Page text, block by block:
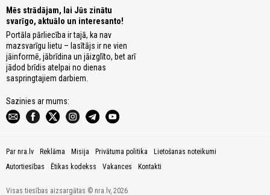
Mēs strādājam, lai Jūs zinātu
svarīgo, aktuālo un interesanto!
Portāla pārliecība ir tajā, ka nav
mazsvarīgu lietu – lasītājs ir ne vien
jāinformē, jābrīdina un jāizglīto, bet arī
jādod brīdis atelpai no dienas
saspringtajiem darbiem.
Sazinies ar mums:
Par nra.lv Reklāma Misija Privātuma politika
Lietošanas noteikumi
Autortiesības
Ētikas kodekss Vakances Kontakti
Visas tiesības aizsargātas © nra.lv, 2026